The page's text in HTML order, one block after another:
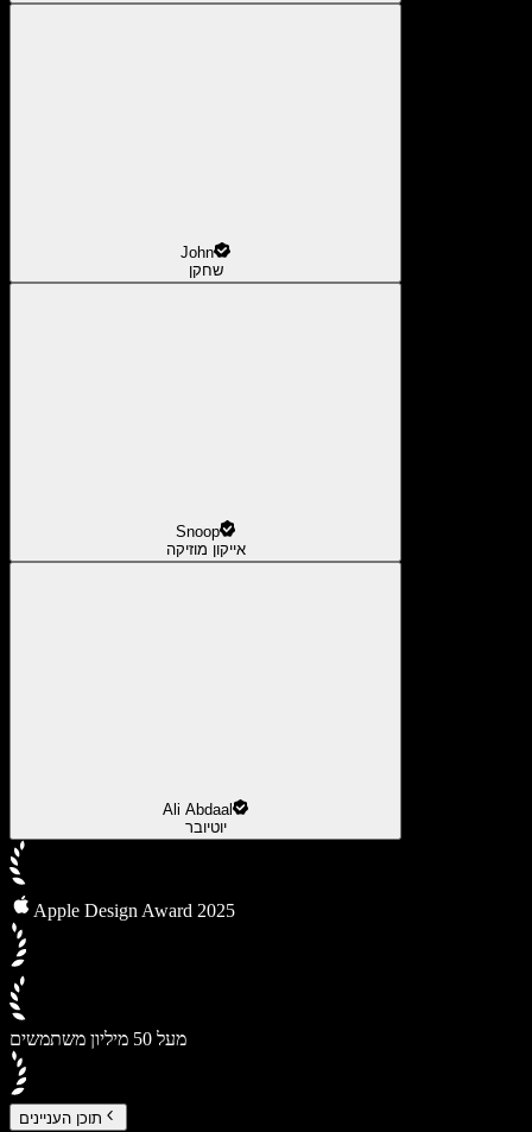
John
שחקן
Snoop
אייקון מוזיקה
Ali Abdaal
יוטיובר
Apple Design Award 2025
מעל 50 מיליון משתמשים
תוכן העניינים